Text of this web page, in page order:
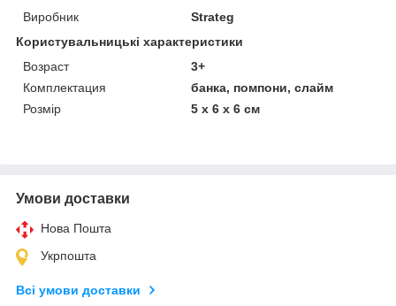
Виробник
Strateg
Користувальницькі характеристики
Возраст
3+
Комплектация
банка, помпони, слайм
Розмір
5 x 6 x 6 см
Умови доставки
Нова Пошта
Укрпошта
Всі умови доставки